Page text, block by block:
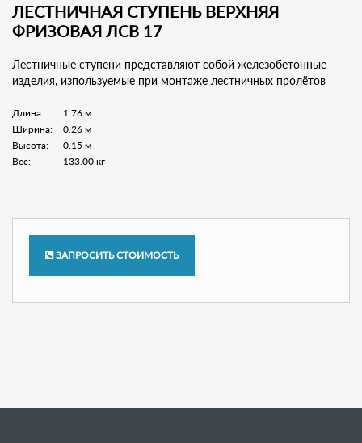
ЛЕСТНИЧНАЯ СТУПЕНЬ ВЕРХНЯЯ
ФРИЗОВАЯ ЛСВ 17
Лестничные ступени представляют собой железобетонные
изделия, изпользуемые при монтаже лестничных пролётов
Длина:
1.76 м
Ширина:
0.26 м
Высота:
0.15 м
Вес:
133.00 кг
ЗАПРОСИТЬ СТОИМОСТЬ